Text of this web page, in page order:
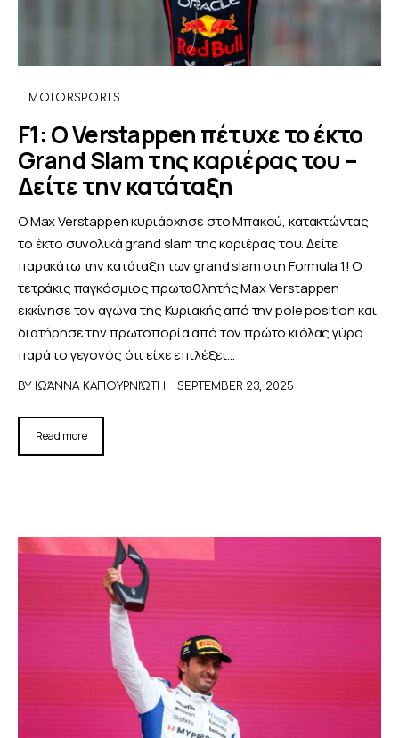
MOTORSPORTS
F1: Ο Verstappen πέτυχε το έκτο
Grand Slam της καριέρας του –
Δείτε την κατάταξη
Ο Max Verstappen κυριάρχησε στο Μπακού, κατακτώντας
το έκτο συνολικά grand slam της καριέρας του. Δείτε
παρακάτω την κατάταξη των grand slam στη Formula 1! Ο
τετράκις παγκόσμιος πρωταθλητής Max Verstappen
εκκίνησε τον αγώνα της Κυριακής από την pole position και
διατήρησε την πρωτοπορία από τον πρώτο κιόλας γύρο
παρά το γεγονός ότι είχε επιλέξει…
BY ΙΩΆΝΝΑ ΚΑΠΟΥΡΝΙΏΤΗ SEPTEMBER 23, 2025
Read more